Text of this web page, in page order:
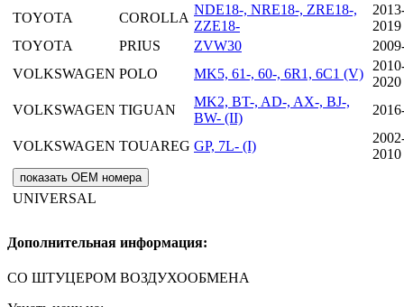
TOYOTA
COROLLA
NDE18-, NRE18-, ZRE18-,
ZZE18-
2019
TOYOTA
PRIUS ZVW30
VOLKSWAGEN POLO MK5, 61-, 60-, 6R1, 6C1 (V)
2020
VOLKSWAGEN TIGUAN
MK2, BT-, AD-, AX-, BJ-,
BW- (II)
VOLKSWAGEN TOUAREG GP, 7L- (I)
2010
показать OEM номера
UNIVERSAL
Дополнительная информация:
СО ШТУЦЕРОМ ВОЗДУХООБМЕНА